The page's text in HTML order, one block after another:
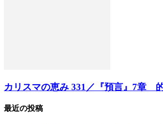
カリスマの恵み 331／『預言』7章
最近の投稿